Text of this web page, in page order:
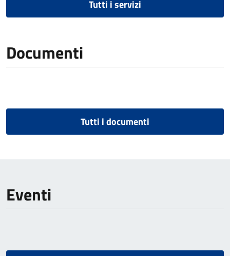
Tutti i servizi
Documenti
Tutti i documenti
Eventi